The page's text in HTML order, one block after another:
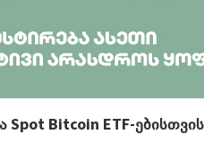
Spot Bitcoin ETF-ებისთვის